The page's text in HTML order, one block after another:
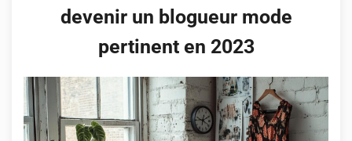
devenir un blogueur mode
pertinent en 2023